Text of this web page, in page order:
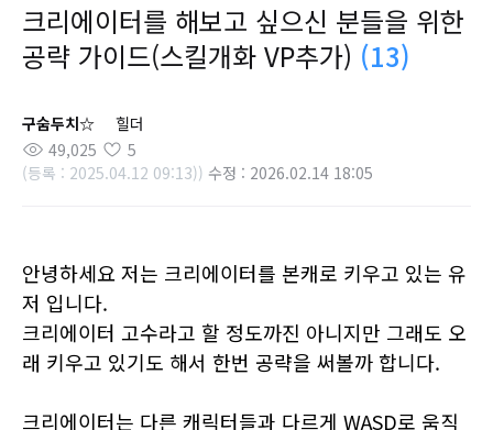
크리에이터를 해보고 싶으신 분들을 위한
공략 가이드(스킬개화 VP추가) (13)
구숨두치☆
힐더
49,025
5
(등록 : 2025.04.12 09:13)) 수정 : 2026.02.14 18:05
안녕하세요 저는 크리에이터를 본캐로 키우고 있는 유
저 입니다.
크리에이터 고수라고 할 정도까진 아니지만 그래도 오
래 키우고 있기도 해서 한번 공략을 써볼까 합니다.
크리에이터는 다른 캐릭터들과 다르게 WASD로 움직